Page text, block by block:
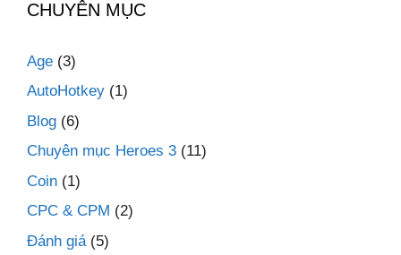
CHUYÊN MỤC
Age (3)
AutoHotkey (1)
Blog (6)
Chuyên mục Heroes 3 (11)
Coin (1)
CPC & CPM (2)
Đánh giá (5)